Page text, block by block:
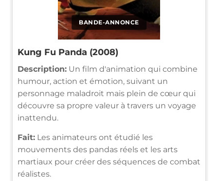
BANDE-ANNONCE
Kung Fu Panda (2008)
Description: Un film d'animation qui combine
humour, action et émotion, suivant un
personnage maladroit mais plein de cœur qui
découvre sa propre valeur à travers un voyage
inattendu.
Fait: Les animateurs ont étudié les
mouvements des pandas réels et les arts
martiaux pour créer des séquences de combat
réalistes.